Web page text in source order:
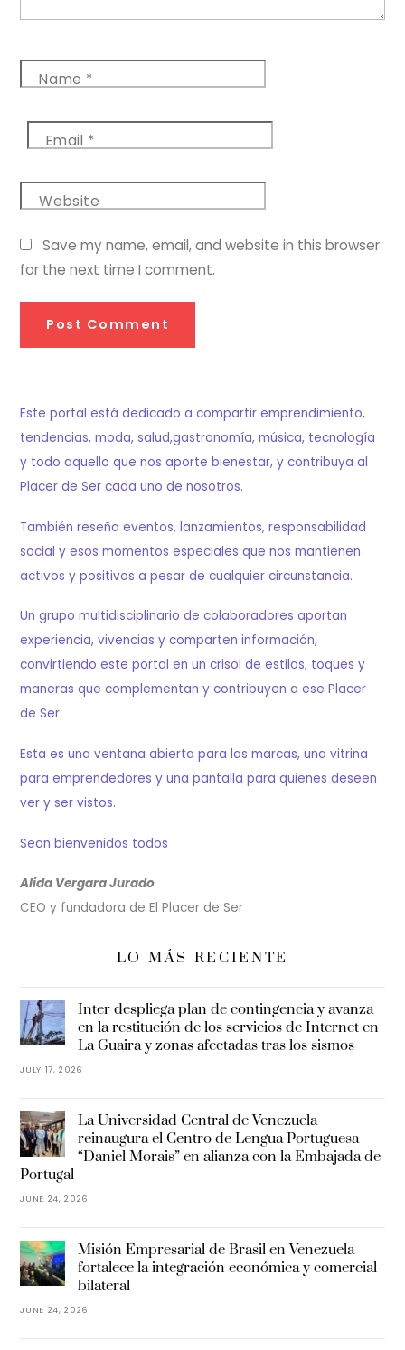
Name *
Email *
Website
Save my name, email, and website in this browser
for the next time I comment.
Este portal está dedicado a compartir emprendimiento,
tendencias, moda, salud,gastronomía, música, tecnología
y todo aquello que nos aporte bienestar, y contribuya al
Placer de Ser cada uno de nosotros.
También reseña eventos, lanzamientos, responsabilidad
social y esos momentos especiales que nos mantienen
activos y positivos a pesar de cualquier circunstancia.
Un grupo multidisciplinario de colaboradores aportan
experiencia, vivencias y comparten información,
convirtiendo este portal en un crisol de estilos, toques y
maneras que complementan y contribuyen a ese Placer
de Ser.
Esta es una ventana abierta para las marcas, una vitrina
para emprendedores y una pantalla para quienes deseen
ver y ser vistos.
Sean bienvenidos todos
Alida Vergara Jurado
CEO y fundadora de El Placer de Ser
LO MÁS RECIENTE
Inter despliega plan de contingencia y avanza
en la restitución de los servicios de Internet en
La Guaira y zonas afectadas tras los sismos
JULY 17, 2026
La Universidad Central de Venezuela
reinaugura el Centro de Lengua Portuguesa
“Daniel Morais” en alianza con la Embajada de
Portugal
JUNE 24, 2026
Misión Empresarial de Brasil en Venezuela
fortalece la integración económica y comercial
bilateral
JUNE 24, 2026